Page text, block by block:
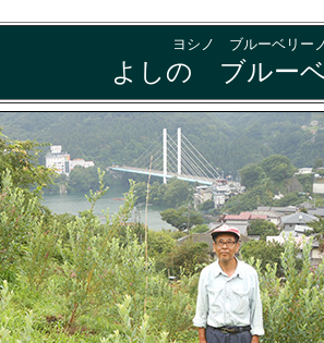
ヨシノ ブルーベリー
よしの ブルー